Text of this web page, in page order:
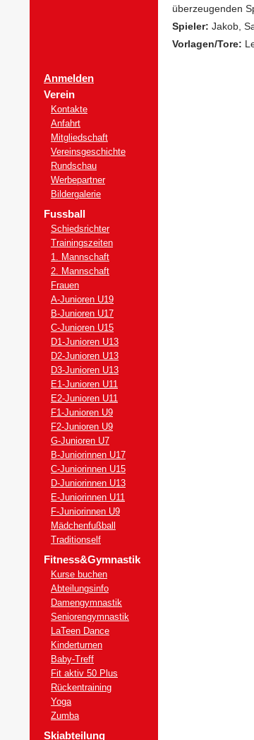
überzeugenden
Spieler: Jakob,
Vorlagen/Tore:
Anmelden
Verein
Kontakte
Anfahrt
Mitgliedschaft
Vereinsgeschichte
Rundschau
Werbepartner
Bildergalerie
Fussball
Schiedsrichter
Trainingszeiten
1. Mannschaft
2. Mannschaft
Frauen
A-Junioren U19
B-Junioren U17
C-Junioren U15
D1-Junioren U13
D2-Junioren U13
D3-Junioren U13
E1-Junioren U11
E2-Junioren U11
F1-Junioren U9
F2-Junioren U9
G-Junioren U7
B-Juniorinnen U17
C-Juniorinnen U15
D-Juniorinnen U13
E-Juniorinnen U11
F-Juniorinnen U9
Mädchenfußball
Traditionself
Fitness&Gymnastik
Kurse buchen
Abteilungsinfo
Damengymnastik
Seniorengymnastik
LaTeen Dance
Kinderturnen
Baby-Treff
Fit aktiv 50 Plus
Rückentraining
Yoga
Zumba
Skiabteilung